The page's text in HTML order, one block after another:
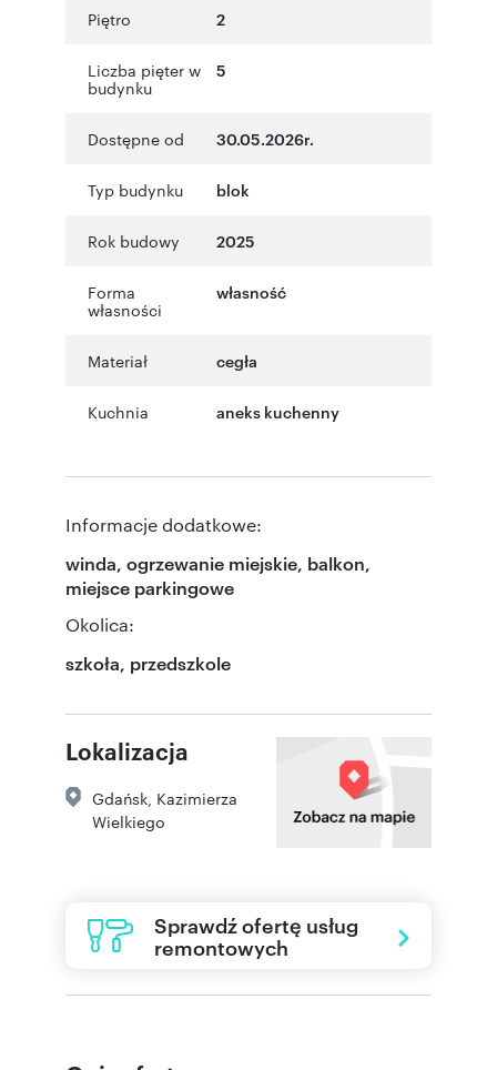
Piętro 2
Liczba pięter w
budynku
5
Dostępne od 30.05.2026r.
Typ budynku blok
Rok budowy 2025
Forma
własności
własność
Materiał cegła
Kuchnia aneks kuchenny
Informacje dodatkowe:
winda, ogrzewanie miejskie, balkon,
miejsce parkingowe
Okolica:
szkoła, przedszkole
Lokalizacja
Gdańsk Kazimierza
Wielkiego
Sprawdź ofertę usług
remontowych